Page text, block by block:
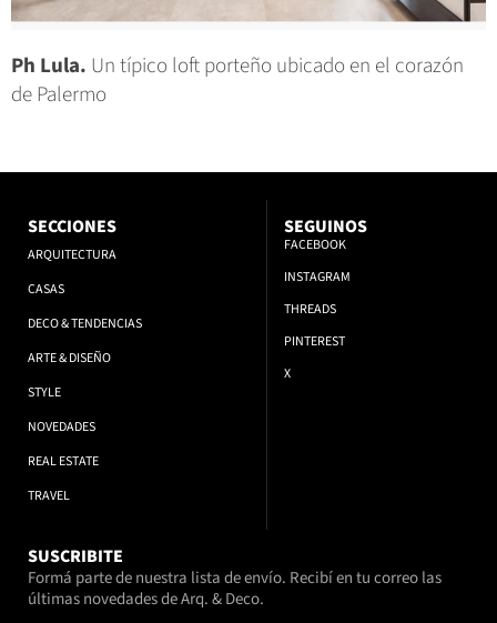
Ph Lula. Un típico loft porteño ubicado en el corazón
de Palermo
SECCIONES
ARQUITECTURA
CASAS
DECO & TENDENCIAS
ARTE & DISEÑO
STYLE
NOVEDADES
REAL ESTATE
TRAVEL
SEGUINOS
FACEBOOK
INSTAGRAM
THREADS
PINTEREST
X
SUSCRIBITE
Formá parte de nuestra lista de envío. Recibí en tu correo las
últimas novedades de Arq. & Deco.